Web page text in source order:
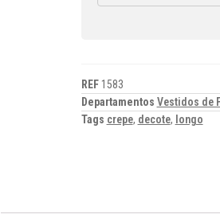
REF 1583
Departamentos Vestidos de
Tags crepe, decote, longo